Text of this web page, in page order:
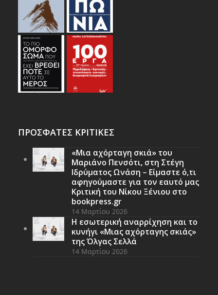
ΠΡΟΣΦΑΤΕΣ ΚΡΙΤΙΚΕΣ
«Μια αχόρταγη σκιά» του
Μαριάνο Πενσότι, στη Στέγη
Ιδρύματος Ωνάση – Είμαστε ό,τι
αφηγούμαστε για τον εαυτό μας
Κριτική του Νίκου Ξένιου στο
bookpress.gr
14 Μαρτίου 2026
Η εσωτερική αναρρίχηση και το
κυνήγι «Μιας αχόρταγης σκιάς»
της Όλγας Σελλά
14 Μαρτίου 2026